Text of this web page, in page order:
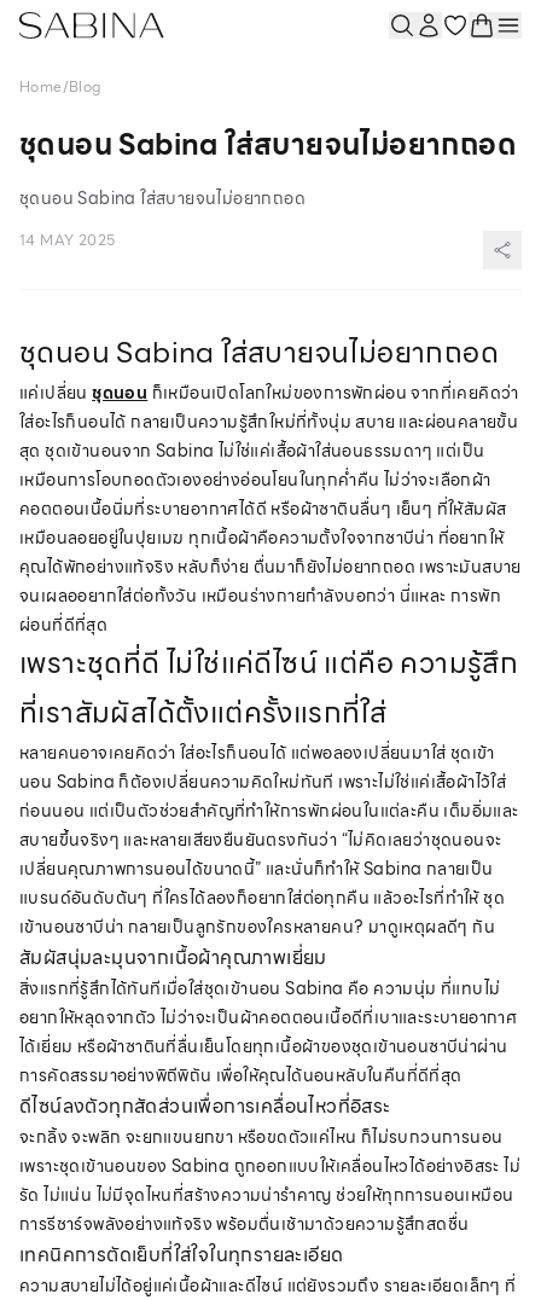
Home/Blog
ชุดนอน Sabina ใส่สบายจนไม่อยากถอด
ชุดนอน Sabina ใส่สบายจนไม่อยากถอด
14 MAY 2025
ชุดนอน Sabina ใส่สบายจนไม่อยากถอด
แค่เปลี่ยนชุดนอน ก็เหมือนเปิดโลกใหม่ของการพักผ่อน จากที่เคยคิดว่า
ใส่อะไรก็นอนได้ กลายเป็นความรู้สึกใหม่ที่ทั้งนุ่ม สบาย และผ่อนคลายขั้น
สุด ชุดเข้านอนจาก Sabina ไม่ใช่แค่เสื้อผ้าใส่นอนธรรมดาๆ แต่เป็น
เหมือนการโอบกอดตัวเองอย่างอ่อนโยนในทุกค่ำคืน ไม่ว่าจะเลือกผ้า
คอตตอนเนื้อนิ่มที่ระบายอากาศได้ดี หรือผ้าซาตินลื่นๆ เย็นๆ ที่ให้สัมผัส
เหมือนลอยอยู่ในปุยเมฆ ทุกเนื้อผ้าคือความตั้งใจจากซาบีน่า ที่อยากให้
คุณได้พักอย่างแท้จริง หลับก็ง่าย ตื่นมาก็ยังไม่อยากถอด เพราะมันสบาย
จนเผลออยากใส่ต่อทั้งวัน เหมือนร่างกายกำลังบอกว่า นี่แหละ การพัก
ผ่อนที่ดีที่สุด
เพราะชุดที่ดี ไม่ใช่แค่ดีไซน์ แต่คือ ความรู้สึก
ที่เราสัมผัสได้ตั้งแต่ครั้งแรกที่ใส่
หลายคนอาจเคยคิดว่า ใส่อะไรก็นอนได้ แต่พอลองเปลี่ยนมาใส่ ชุดเข้า
นอน Sabina ก็ต้องเปลี่ยนความคิดใหม่ทันที เพราะไม่ใช่แค่เสื้อผ้าไว้ใส่
ก่อนนอน แต่เป็นตัวช่วยสำคัญที่ทำให้การพักผ่อนในแต่ละคืน เต็มอิ่มและ
สบายขึ้นจริงๆ และหลายเสียงยืนยันตรงกันว่า “ไม่คิดเลยว่าชุดนอนจะ
เปลี่ยนคุณภาพการนอนได้ขนาดนี้” และนั่นก็ทำให้ Sabina กลายเป็น
แบรนด์อันดับต้นๆ ที่ใครได้ลองก็อยากใส่ต่อทุกคืน แล้วอะไรที่ทำให้ ชุด
เข้านอนซาบีน่า กลายเป็นลูกรักของใครหลายคน? มาดูเหตุผลดีๆ กัน
สัมผัสนุ่มละมุนจากเนื้อผ้าคุณภาพเยี่ยม
สิ่งแรกที่รู้สึกได้ทันทีเมื่อใส่ชุดเข้านอน Sabina คือ ความนุ่ม ที่แทบไม่
อยากให้หลุดจากตัว ไม่ว่าจะเป็นผ้าคอตตอนเนื้อดีที่เบาและระบายอากาศ
ได้เยี่ยม หรือผ้าซาตินที่ลื่นเย็นโดยทุกเนื้อผ้าของชุดเข้านอนซาบีน่าผ่าน
การคัดสรรมาอย่างพิถีพิถัน เพื่อให้คุณได้นอนหลับในคืนที่ดีที่สุด
ดีไซน์ลงตัวทุกสัดส่วนเพื่อการเคลื่อนไหวที่อิสระ
จะกลิ้ง จะพลิก จะยกแขนยกขา หรือขดตัวแค่ไหน ก็ไม่รบกวนการนอน
เพราะชุดเข้านอนของ Sabina ถูกออกแบบให้เคลื่อนไหวได้อย่างอิสระ ไม่
รัด ไม่แน่น ไม่มีจุดไหนที่สร้างความน่ารำคาญ ช่วยให้ทุกการนอนเหมือน
การรีชาร์จพลังอย่างแท้จริง พร้อมตื่นเช้ามาด้วยความรู้สึกสดชื่น
เทคนิคการตัดเย็บที่ใส่ใจในทุกรายละเอียด
ความสบายไม่ได้อยู่แค่เนื้อผ้าและดีไซน์ แต่ยังรวมถึง รายละเอียดเล็กๆ ที่